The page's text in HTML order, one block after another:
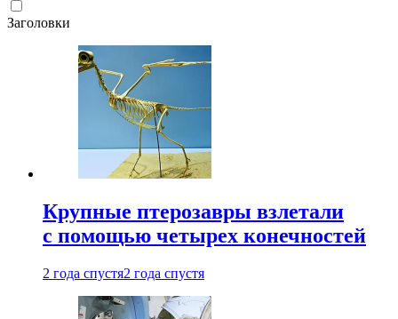
Заголовки
Крупные птерозавры взлетали
с помощью четырех конечностей
2 года спустя2 года спустя